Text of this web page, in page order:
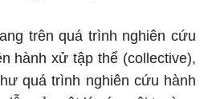
trên quá trình nghiên cứu
hành xử tập thể (collective),
quá trình nghiên cứu hành